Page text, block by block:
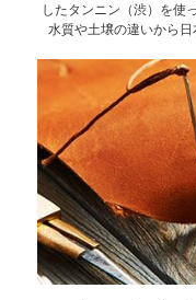
したタンニン（渋）を使
水質や土壌の違いから日